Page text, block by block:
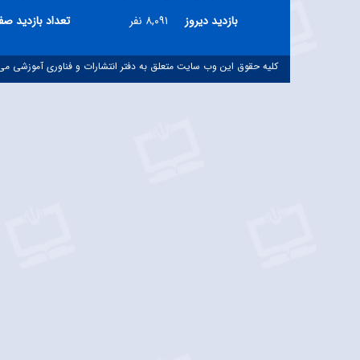
بازدید دیروز
۸,۰۹۱ نفر تعداد بازدید
کلیه حقوق این وب سایت متعلق به دفتر انتشارات و فناوری آموزشی